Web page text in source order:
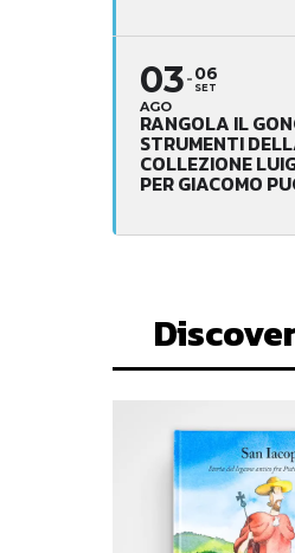
03
AGO
06
SET
RANGOLA IL
STRUMENTI
COLLEZIONE
PER GIACOMO